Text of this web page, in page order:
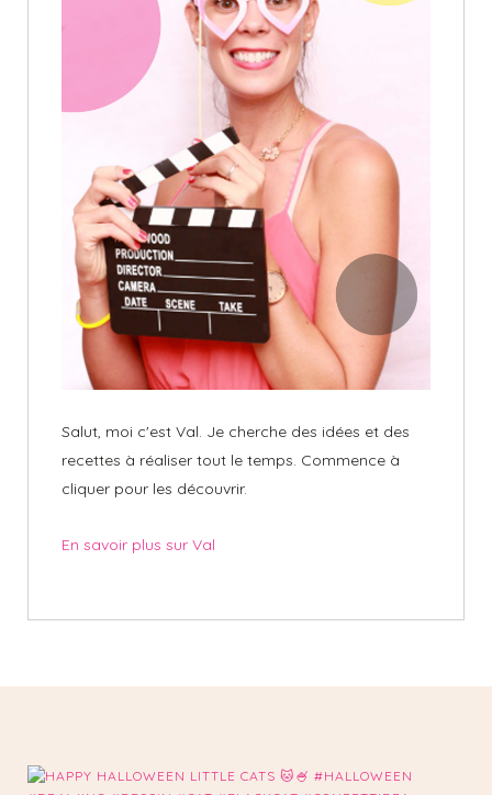
Salut, moi c'est Val. Je cherche des idées et des
recettes à réaliser tout le temps. Commence à
cliquer pour les découvrir.
En savoir plus sur Val